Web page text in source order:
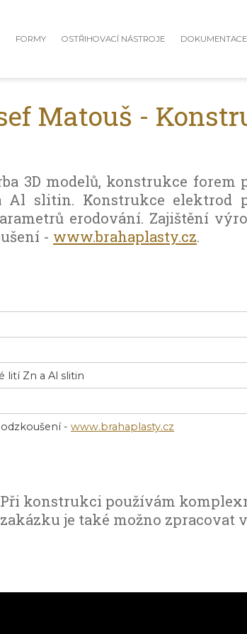
FORMY OSTŘIHOVACÍ NÁSTROJE DOKUMENTACE
Matouš -
3D modelů, konstrukce forem
slitin. Konstrukce elektrod
erodování. Zajištění
- www.brahaplasty.cz.
lití Zn a Al slitin
- www.brahaplasty.cz
Při konstrukci používám
zakázku je také možno zpracovat